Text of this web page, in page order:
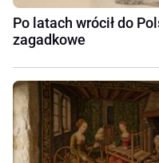
Po latach wrócił do
zagadkowe